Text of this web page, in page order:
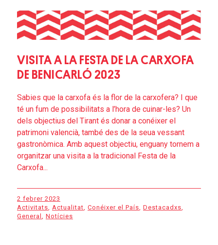
VISITA A LA FESTA DE LA CARXOFA
DE BENICARLÓ 2023
Sabies que la carxofa és la flor de la carxofera? I que
té un fum de possibilitats a l’hora de cuinar-les? Un
dels objectius del Tirant és donar a conéixer el
patrimoni valencià, també des de la seua vessant
gastronòmica. Amb aquest objectiu, enguany tornem a
organitzar una visita a la tradicional Festa de la
Carxofa...
2 febrer 2023
Activitats
Actualitat Conéixer el País Destacadxs
General
Notícies